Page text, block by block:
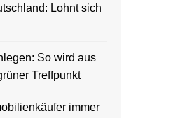
Lohnt sich
So wird aus
Treffpunkt
immer